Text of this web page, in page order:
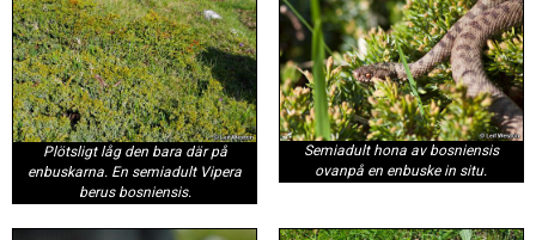
Plötsligt låg den bara där på
enbuskarna. En semiadult Vipera
berus bosniensis.
Semiadult hona av bosniensis
ovanpå en enbuske in situ.